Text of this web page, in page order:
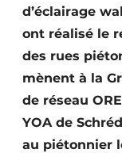
Construction
Contrôle
Éclairage
Fondations
d’éclairage
ont réalisé le
des rues
mènent à la
de réseau
YOA de
au piétonnier